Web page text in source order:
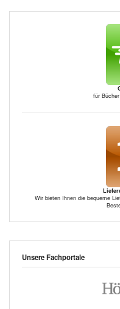
für
Wir bieten Ihnen die bequeme
Unsere Fachportale